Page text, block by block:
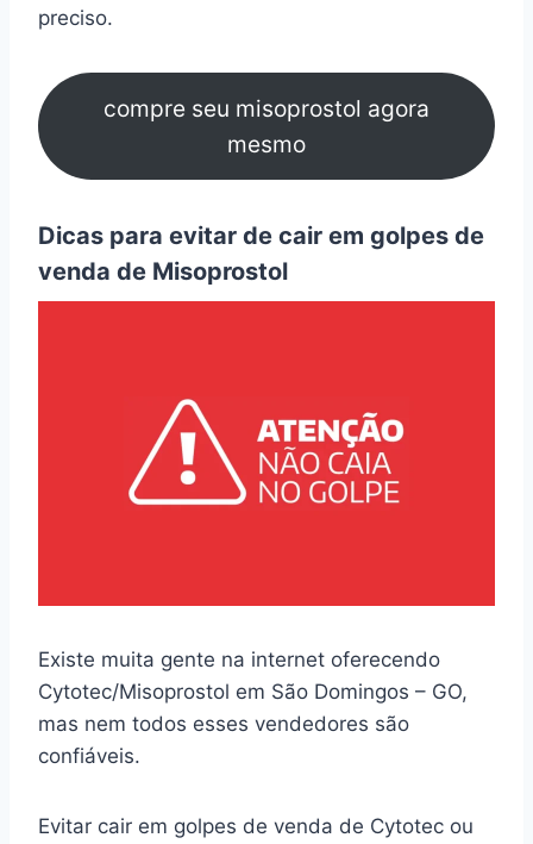
preciso.
compre seu misoprostol agora
mesmo
Dicas para evitar de cair em golpes de
venda de Misoprostol
Existe muita gente na internet oferecendo
Cytotec/Misoprostol em São Domingos – GO,
mas nem todos esses vendedores são
confiáveis.
Evitar cair em golpes de venda de Cytotec ou